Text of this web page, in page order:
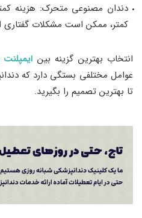
دندان مصنوعی متحرک: هزینه
کمتر، ممکن است مشکلات گفتاری
انتخاب بهترین گزینه بین
عوامل مختلفی بستگی دارد که
تا بهترین تصمیم را بگیرید.